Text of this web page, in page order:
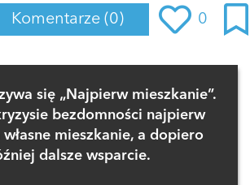
Komentarze (0) 0
się, aby dodać komentarz
się „Najpierw mieszkanie”.
bezdomności najpierw
mieszkanie, a dopiero
dalsze wsparcie.